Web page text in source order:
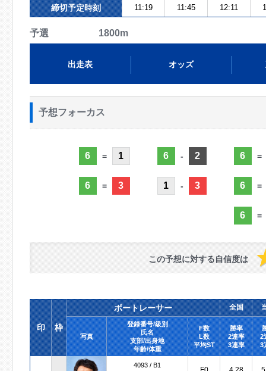
締切予定時刻 11:19 11:45 12:11
予選 1800m
出走表 オッズ
予想フォーカス
6 = 1
6 = 3
6 - 2
1 - 3
6 =
6 =
6 =
この予想に対する自信度は
印 枠
ボートレーサー 全国
写真
登録番号/級別
氏名
支部/出身地
年齢/体重
F数
L数
平均ST
勝率
2連率
3連率
2
3
4093 / B1